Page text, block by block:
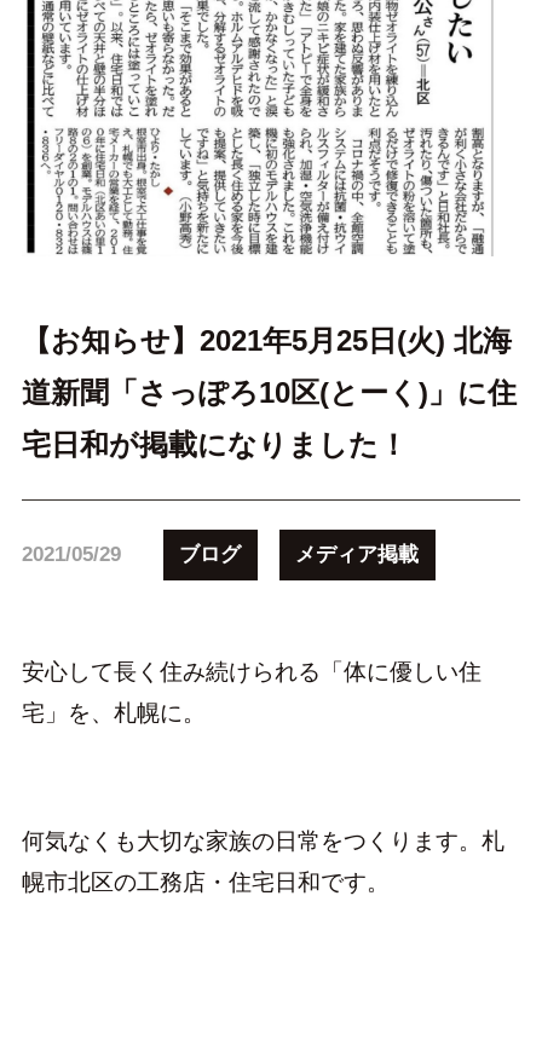
【お知らせ】2021年5月25日(火) 北海
道新聞「さっぽろ10区(とーく)」に住
宅日和が掲載になりました！
2021/05/29 ブログ メディア掲載
安心して長く住み続けられる「体に優しい住
宅」を、札幌に。
何気なくも大切な家族の日常をつくります。札
幌市北区の工務店・住宅日和です。